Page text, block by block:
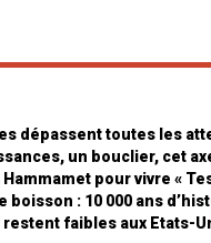
dépassent toutes les
un bouclier, cet
Hammamet pour vivre «
boisson : 10 000 ans
faibles aux Etats-